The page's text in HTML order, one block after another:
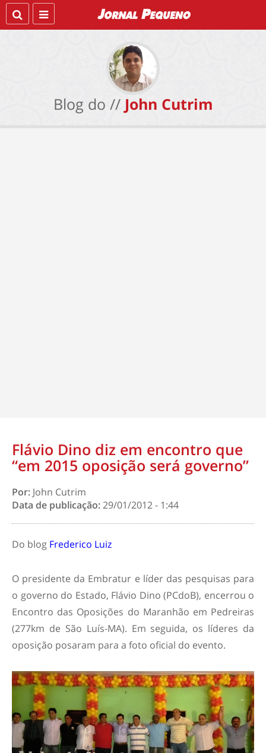
Blog do // John Cutrim
Flávio Dino diz em encontro que
“em 2015 oposição será governo”
Por: John Cutrim
Data de publicação:29/01/2012 - 1:44
Do blog Frederico Luiz
O presidente da Embratur e líder das pesquisas para
o governo do Estado, Flávio Dino (PCdoB), encerrou o
Encontro das Oposições do Maranhão em Pedreiras
(277km de São Luís-MA). Em seguida, os líderes da
oposição posaram para a foto oficial do evento.